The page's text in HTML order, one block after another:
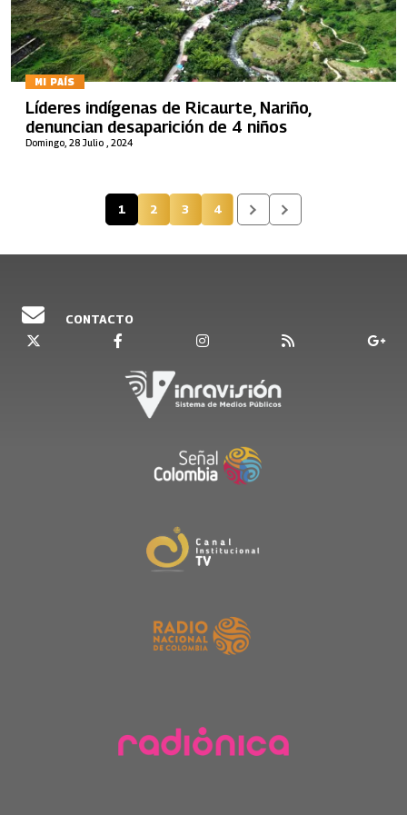
MI PAÍS
Domingo, 28 Julio , 2024
Líderes indígenas de Ricaurte, Nariño,
denuncian desaparición de 4 niños
Página actual
1 Página
2 Página
3 Página
4
CONTACTO